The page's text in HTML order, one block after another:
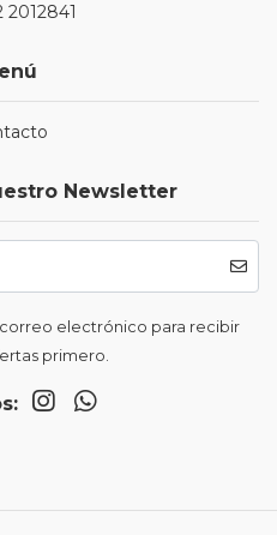
2012841
Newsletter
electrónico para recibir
primero.